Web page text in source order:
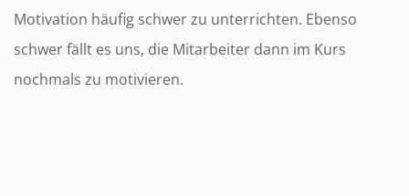
Motivation häufig schwer zu unterrichten. Ebenso
schwer fällt es uns, die Mitarbeiter dann im Kurs
nochmals zu motivieren.